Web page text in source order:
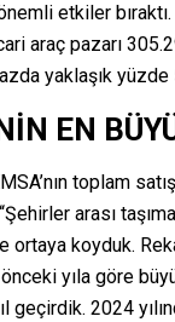
etkiler
araç pazarı
yaklaşık
EN
toplam
arası
ortaya koyduk.
yıla göre
2024